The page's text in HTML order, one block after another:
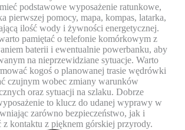
podstawowe wyposażenie ratunkowe,
pierwszej pomocy, mapa, kompas, latarka,
ilość wody i żywności energetycznej.
pamiętać o telefonie komórkowym z
baterii i ewentualnie powerbanku, aby
na nieprzewidziane sytuacje. Warto
kogoś o planowanej trasie wędrówki
czujnym wobec zmiany warunków
oraz sytuacji na szlaku. Dobrze
to klucz do udanej wyprawy w
zarówno bezpieczeństwo, jak i
z kontaktu z pięknem górskiej przyrody.